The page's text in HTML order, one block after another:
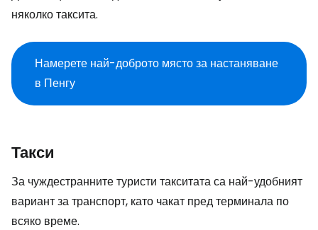
няколко таксита.
Намерете най-доброто място за настаняване
в Пенгу
Такси
За чуждестранните туристи такситата са най-удобният
вариант за транспорт, като чакат пред терминала по
всяко време.